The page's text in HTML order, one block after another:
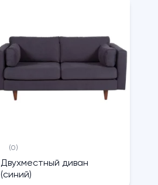
(0)
Двухместный диван
(синий)